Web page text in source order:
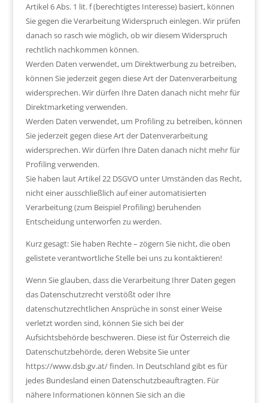
Artikel 6 Abs. 1 lit. f (berechtigtes Interesse) basiert, können
Sie gegen die Verarbeitung Widerspruch einlegen. Wir prüfen
danach so rasch wie möglich, ob wir diesem Widerspruch
rechtlich nachkommen können.
Werden Daten verwendet, um Direktwerbung zu betreiben,
können Sie jederzeit gegen diese Art der Datenverarbeitung
widersprechen. Wir dürfen Ihre Daten danach nicht mehr für
Direktmarketing verwenden.
Werden Daten verwendet, um Profiling zu betreiben, können
Sie jederzeit gegen diese Art der Datenverarbeitung
widersprechen. Wir dürfen Ihre Daten danach nicht mehr für
Profiling verwenden.
Sie haben laut Artikel 22 DSGVO unter Umständen das Recht,
nicht einer ausschließlich auf einer automatisierten
Verarbeitung (zum Beispiel Profiling) beruhenden
Entscheidung unterworfen zu werden.
Kurz gesagt: Sie haben Rechte – zögern Sie nicht, die oben
gelistete verantwortliche Stelle bei uns zu kontaktieren!
Wenn Sie glauben, dass die Verarbeitung Ihrer Daten gegen
das Datenschutzrecht verstößt oder Ihre
datenschutzrechtlichen Ansprüche in sonst einer Weise
verletzt worden sind, können Sie sich bei der
Aufsichtsbehörde beschweren. Diese ist für Österreich die
Datenschutzbehörde, deren Website Sie unter
https://www.dsb.gv.at/ finden. In Deutschland gibt es für
jedes Bundesland einen Datenschutzbeauftragten. Für
nähere Informationen können Sie sich an die